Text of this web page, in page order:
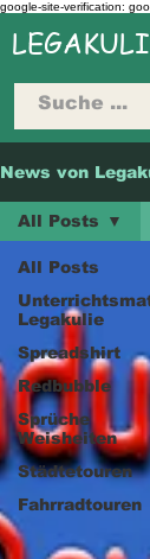
google-site-verification:
News von
All Posts
Legakulie
Spreadshirt
Redbubble
Sprüche
Weisheiten
Städtetouren
Fahrradtouren
All Posts